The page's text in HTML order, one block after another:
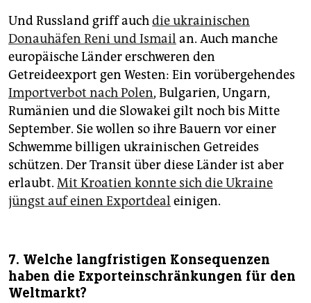
Und Russland griff auchdie ukrainischen
Donauhäfen Reni und Ismail an. Auch manche
europäische Länder erschweren den
Getreideexport gen Westen: Ein vorübergehendes
Importverbot nach Polen, Bulgarien, Ungarn,
Rumänien und die Slowakei gilt noch bis Mitte
September. Sie wollen so ihre Bauern vor einer
Schwemme billigen ukrainischen Getreides
schützen. Der Transit über diese Länder ist aber
erlaubt. Mit Kroatien konnte sich die Ukraine
jüngst auf einen Exportdeal einigen.
7. Welche langfristigen Konsequenzen
haben die Export­einschränkungen für den
Weltmarkt?